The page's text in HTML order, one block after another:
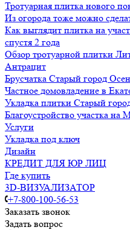
Тротуарная плитка нового
Из огорода тоже можно
Как выглядит плитка на
спустя 2 года
Обзор тротуарной плитки
Антрацит
Брусчатка Старый город
Частное домовладение в
Укладка плитки Старый
Благоустройство участка на
Услуги
Укладка под ключ
Дизайн
КРЕДИТ ДЛЯ ЮР ЛИЦ
Где купить
3D-ВИЗУАЛИЗАТОР
+7-800-100-56-53
Заказать звонок
Задать вопрос